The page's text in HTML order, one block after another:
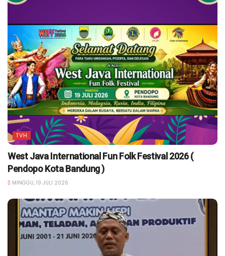
TVH
West Java International Fun Folk Festival 2026 (
Pendopo Kota Bandung )
MINGGU, 19 JULI 2026